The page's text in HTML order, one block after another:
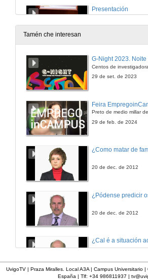
Presentación
25 de xuño de 2010
Mesa Redonda
Tamén che interesan
29 de set. de 2023
Feira
29 de feb. de 2024
¿Como matar de
20 de dec. de 2012
20 de dec. de 2012
UvigoTV | Praza Miralles. Local A3A | Campus Universitario
España | Tlf: +34 986811937 |